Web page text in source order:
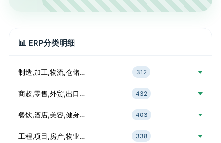
📊 ERP分类明细
制造,加工,物流,仓储… 312
商超,零售,外贸,出口… 432
餐饮,酒店,美容,健身… 403
工程,项目,房产,物业… 338